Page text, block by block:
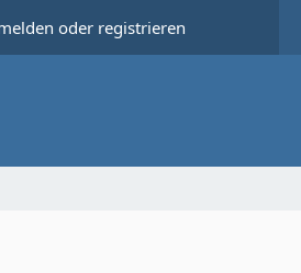
oder registrieren